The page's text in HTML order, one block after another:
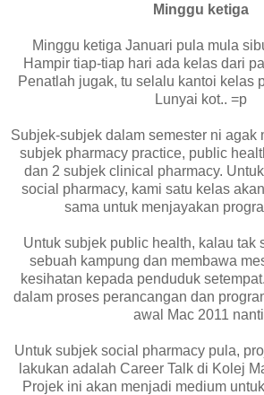
Minggu ketiga
Minggu ketiga Januari pula mula
Hampir tiap-tiap hari ada kelas dari
Penatlah jugak, tu selalu kantoi kelas
Lunyai kot.. =p
Subjek-subjek dalam semester ni agak
subjek pharmacy practice, public
dan 2 subjek clinical pharmacy.
social pharmacy, kami satu kelas
sama untuk menjayakan
Untuk subjek public health, kalau tak
sebuah kampung dan membawa
kesihatan kepada penduduk
dalam proses perancangan dan
awal Mac 2011
Untuk subjek social pharmacy pula,
lakukan adalah Career Talk di Kolej
Projek ini akan menjadi medium